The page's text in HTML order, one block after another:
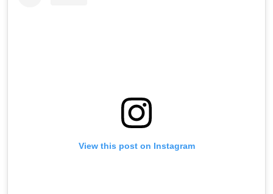
View this post on Instagram